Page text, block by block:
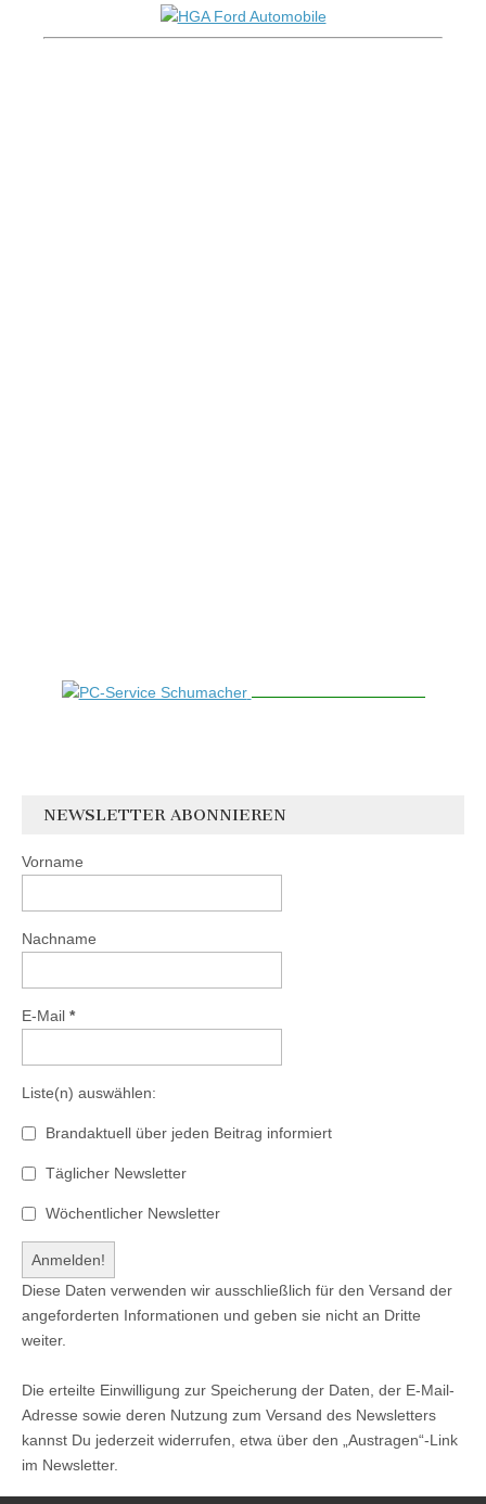
NEWSLETTER ABONNIEREN
Vorname
Nachname
E-Mail *
Liste(n) auswählen:
Brandaktuell über jeden Beitrag informiert
Täglicher Newsletter
Wöchentlicher Newsletter
Diese Daten verwenden wir ausschließlich für den Versand der
angeforderten Informationen und geben sie nicht an Dritte
weiter.
Die erteilte Einwilligung zur Speicherung der Daten, der E-Mail-
Adresse sowie deren Nutzung zum Versand des Newsletters
kannst Du jederzeit widerrufen, etwa über den „Austragen“-Link
im Newsletter.